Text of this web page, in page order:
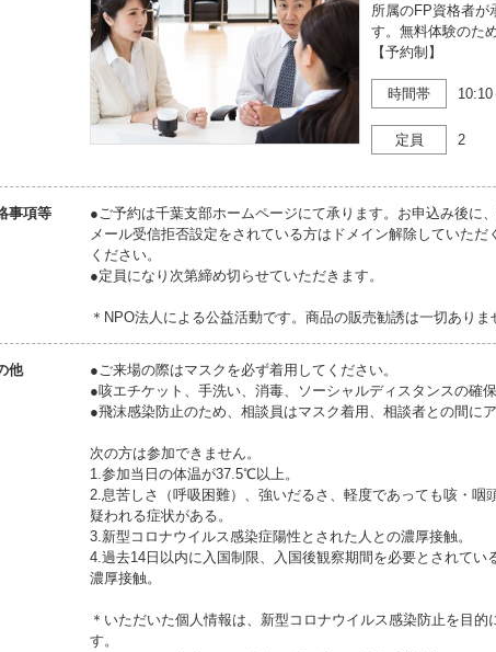
所属のFP資格者が
す。無料体験のた
【予約制】
時間帯
定員 2
事項等
●ご予約は千葉支部ホームページにて承ります。お申込み後に
メール受信拒否設定をされている方はドメイン解除していただ
ください。
●定員になり次第締め切らせていただきます。
＊NPO法人による公益活動です。商品の販売勧誘は一切ありま
他
●ご来場の際はマスクを必ず着用してください。
●咳エチケット、手洗い、消毒、ソーシャルディスタンスの確保
●飛沫感染防止のため、相談員はマスク着用、相談者との間に
次の方は参加できません。
1.参加当日の体温が37.5℃以上。
2.息苦しさ（呼吸困難）、強いだるさ、軽度であっても咳・咽
疑われる症状がある。
3.新型コロナウイルス感染症陽性とされた人との濃厚接触。
4.過去14日以内に入国制限、入国後観察期間を必要とされてい
濃厚接触。
＊いただいた個人情報は、新型コロナウイルス感染防止を目
す。